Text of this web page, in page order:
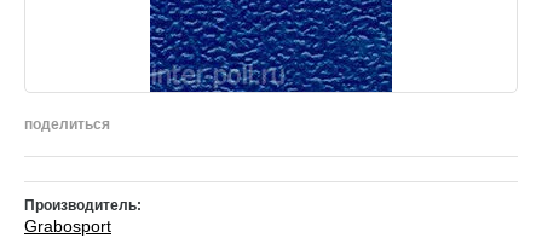
поделиться
Производитель:
Grabosport